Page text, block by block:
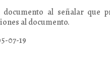
al señalar que
al documento.
07-19